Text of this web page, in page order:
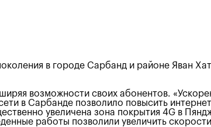
в городе Сарбанд и районе Яван
возможности своих абонентов.
в Сарбанде позволило повысить
увеличена зона покрытия 4G в
работы позволили увеличить